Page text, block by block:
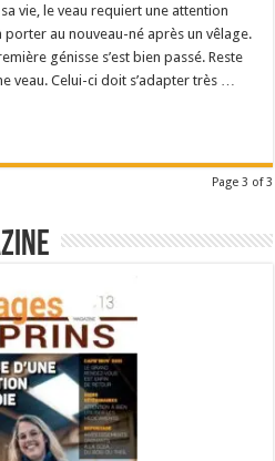
vie, le veau requiert une attention
au nouveau-né après un vêlage.
génisse s’est bien passé. Reste
veau. Celui-ci doit s’adapter très …
Page 3 of 3